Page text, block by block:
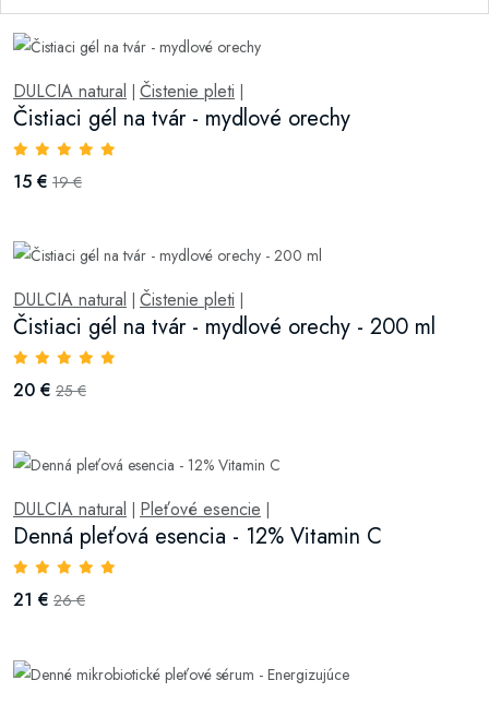
DULCIA natural | Čistenie pleti |
Čistiaci gél na tvár - mydlové orechy
15 € 19 €
DULCIA natural Čistenie pleti
Čistiaci gél na tvár - mydlové orechy - 200 ml
20 € 25 €
DULCIA natural Pleťové esencie
Denná pleťová esencia - 12% Vitamin C
21 € 26 €